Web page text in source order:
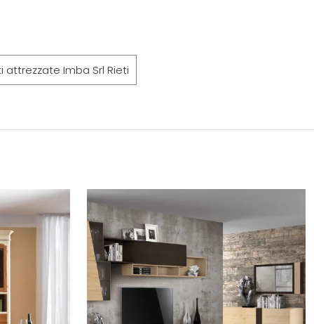
attrezzate Imba Srl Rieti